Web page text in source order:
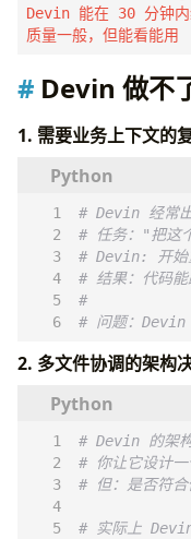
Devin 能在 30 分钟内
质量一般，但能看能用
Devin 做不
1. 需要业务上下文的
# Devin 经常出
# 任务："把这
# Devin: 开始
# 结果：代码能
#
# 问题：Devin
2. 多文件协调的架构
# Devin 的架
# 你让它设计一
# 但：是否符合
# 实际上